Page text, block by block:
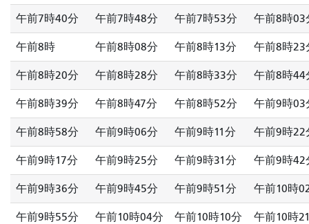
午前7時40分 午前7時48分 午前7時53分 午前8時03
午前8時 午前8時08分 午前8時13分 午前8時23
午前8時20分 午前8時28分 午前8時33分 午前8時44
午前8時39分 午前8時47分 午前8時52分 午前9時03
午前8時58分 午前9時06分 午前9時11分 午前9時22
午前9時17分 午前9時25分 午前9時31分 午前9時42
午前9時36分 午前9時45分 午前9時51分 午前10時
午前9時55分 午前10時04分 午前10時10分 午前10時